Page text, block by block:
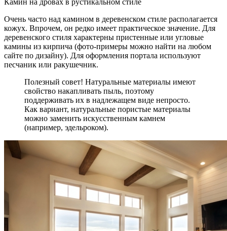
Очень часто над камином в деревенском стиле располагается
кожух. Впрочем, он редко имеет практическое значение. Для
деревенского стиля характерны пристенные или угловые
камины из кирпича (фото-примеры можно найти на любом
сайте по дизайну). Для оформления портала используют
песчаник или ракушечник.
Полезный совет! Натуральные материалы имеют
свойство накапливать пыль, поэтому
поддерживать их в надлежащем виде непросто.
Как вариант, натуральные пористые материалы
можно заменить искусственным камнем
(например, эдельроком).